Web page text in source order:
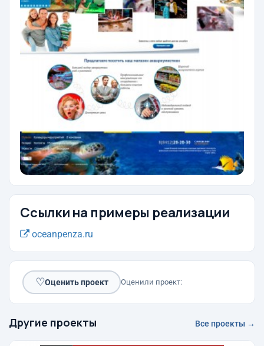
Ссылки на примеры реализации
oceanpenza.ru
♡Оценить проект Оценили проект:
Другие проекты Все проекты →